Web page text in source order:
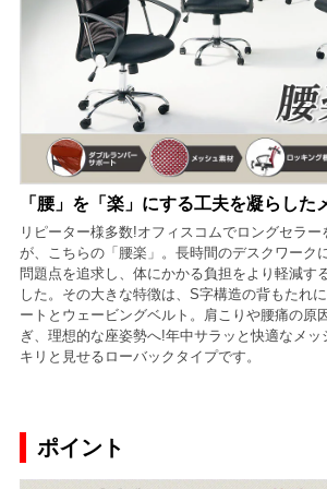
「腰」を「楽」にする工夫を凝らした
リピーター様多数!オフィスコムでロングセラ
が、こちらの「腰楽」。長時間のデスクワーク
問題点を追求し、体にかかる負担をより軽減す
した。その大きな特徴は、S字構造の背もたれ
ートとウェービングベルト。肩こりや腰痛の原
ぎ、理想的な座姿勢へ!年中サラッと快適なメッ
キリと見せるローバックタイプです。
ポイント